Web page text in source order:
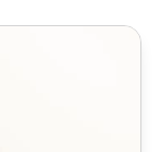
ميزات الدردشة